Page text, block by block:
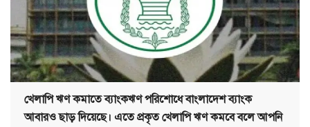
খেলাপি ঋণ কমাতে ব্যাংকঋণ পরিশোধে বাংলাদেশ ব্যাংক
আবারও ছাড় দিয়েছে। এতে প্রকৃত খেলাপি ঋণ কমবে বলে আপনি